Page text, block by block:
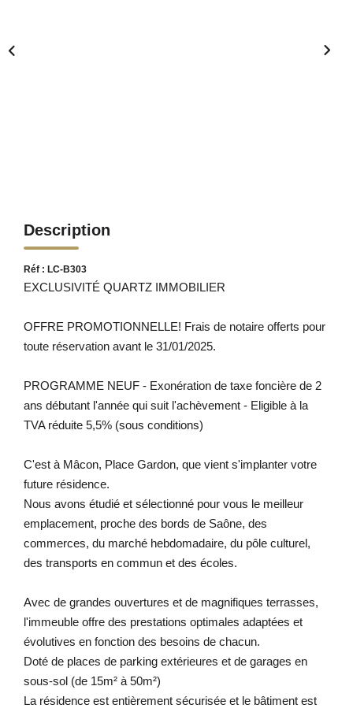
Description
Réf : LC-B303
EXCLUSIVITÉ QUARTZ IMMOBILIER
OFFRE PROMOTIONNELLE! Frais de notaire offerts pour
toute réservation avant le 31/01/2025.
PROGRAMME NEUF - Exonération de taxe foncière de 2
ans débutant l'année qui suit l'achèvement - Eligible à la
TVA réduite 5,5% (sous conditions)
C'est à Mâcon, Place Gardon, que vient s'implanter votre
future résidence.
Nous avons étudié et sélectionné pour vous le meilleur
emplacement, proche des bords de Saône, des
commerces, du marché hebdomadaire, du pôle culturel,
des transports en commun et des écoles.
Avec de grandes ouvertures et de magnifiques terrasses,
l'immeuble offre des prestations optimales adaptées et
évolutives en fonction des besoins de chacun.
Doté de places de parking extérieures et de garages en
sous-sol (de 15m² à 50m²)
La résidence est entièrement sécurisée et le bâtiment est